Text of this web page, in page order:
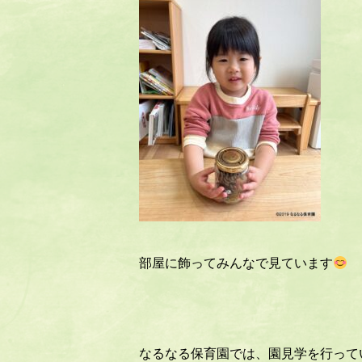
部屋に飾ってみんなで見ています
なるなる保育園では、園見学を行っ